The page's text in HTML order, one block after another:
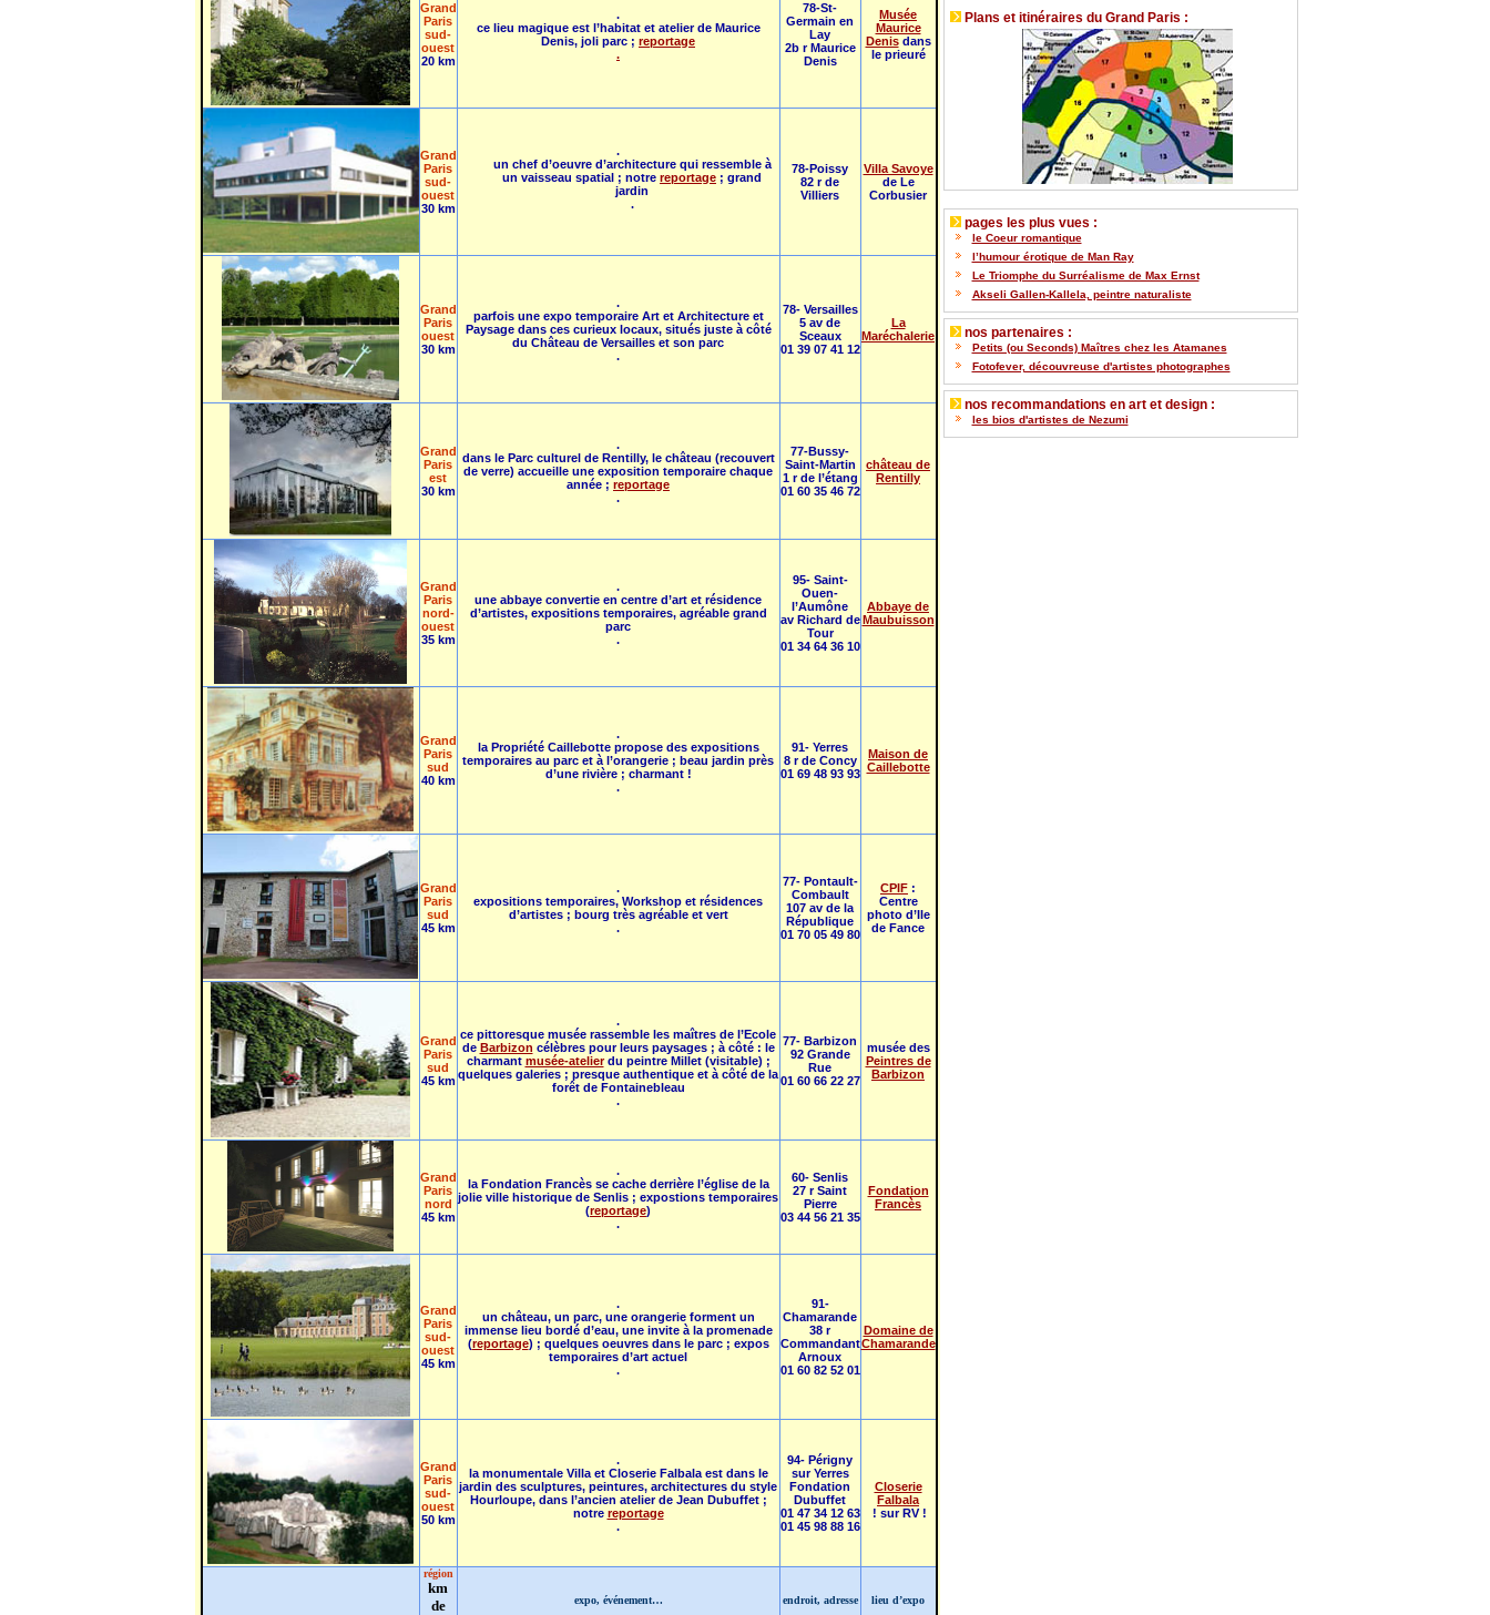
Grand
Paris
sud-
ouest
20 km
.
ce lieu magique est l’habitat et atelier de Maurice
Denis, joli parc ; reportage
.
78-St-
Germain en
Lay
2b r Maurice
Denis
Musée
Maurice
Denisdans
le prieuré
Grand
Paris
sud-
ouest
30 km
.
un chef d’oeuvre d’architecture qui ressemble à
un vaisseau spatial ; notre reportage ; grand
jardin
.
78-Poissy
82 r de
Villiers
Villa Savoye
de Le
Corbusier
Grand
Paris
ouest
30 km
.
parfois une expo temporaire Art et Architecture et
Paysage dans ces curieux locaux, situés juste à côté
du Château de Versailles et son parc
.
78- Versailles
5 av de
Sceaux
01 39 07 41 12
La
Maréchalerie
Grand
Paris
est
30 km
.
dans le Parc culturel de Rentilly, le château (recouvert
de verre) accueille une exposition temporaire chaque
année ; reportage
.
77-Bussy-
Saint-Martin
1 r de l’étang
01 60 35 46 72
château de
Rentilly
Grand
Paris
nord-
ouest
35 km
.
une abbaye convertie en centre d’art et résidence
d’artistes, expositions temporaires, agréable grand
parc
.
95- Saint-
Ouen-
l’Aumône
av Richard de
Tour
01 34 64 36 10
Abbaye de
Maubuisson
Grand
Paris
sud
40 km
.
la Propriété Caillebotte propose des expositions
temporaires au parc et à l’orangerie ; beau jardin près
d’une rivière ; charmant !
.
91- Yerres
8 r de Concy
01 69 48 93 93
Maison de
Caillebotte
Grand
Paris
sud
45 km
.
expositions temporaires, Workshop et résidences
d’artistes ; bourg très agréable et vert
.
77- Pontault-
Combault
107 av de la
République
01 70 05 49 80
CPIF :
Centre
photo d’Ile
de Fance
Grand
Paris
sud
45 km
.
ce pittoresque musée rassemble les maîtres de l’Ecole
de Barbizon célèbres pour leurs paysages ; à côté : le
charmant musée-atelierdu peintre Millet (visitable) ;
quelques galeries ; presque authentique et à côté de la
forêt de Fontainebleau
.
77- Barbizon
92 Grande
Rue
01 60 66 22 27
musée des
Peintres de
Barbizon
Grand
Paris
nord
45 km
.
la Fondation Francès se cache derrière l’église de la
jolie ville historique de Senlis ; expostions temporaires
(reportage)
.
60- Senlis
27 r Saint
Pierre
03 44 56 21 35
Fondation
Francès
Grand
Paris
sud-
ouest
45 km
.
un château, un parc, une orangerie forment un
immense lieu bordé d’eau, une invite à la promenade
(reportage) ; quelques oeuvres dans le parc ; expos
temporaires d’art actuel
.
91-
Chamarande
38 r
Commandant
Arnoux
01 60 82 52 01
Domaine de
Chamarande
Grand
Paris
sud-
ouest
50 km
.
la monumentale Villa et Closerie Falbala est dans le
jardin des sculptures, peintures, architectures du style
Hourloupe, dans l’ancien atelier de Jean Dubuffet ;
notre reportage
.
94- Périgny
sur Yerres
Fondation
Dubuffet
01 47 34 12 63
01 45 98 88 16
Closerie
Falbala
! sur RV !
région
km
de
expo, événement… endroit, adresse lieu d’expo
Plans et itinéraires du Grand Paris :
pages les plus vues :
le Coeur romantique
l’humour érotique de Man Ray
Le Triomphe du Surréalisme de Max Ernst
Akseli Gallen-Kallela, peintre naturaliste
nos partenaires :
Petits (ou Seconds) Maîtres chez les Atamanes
Fotofever, découvreuse d'artistes photographes
nos recommandations en art et design :
les bios d'artistes de Nezumi